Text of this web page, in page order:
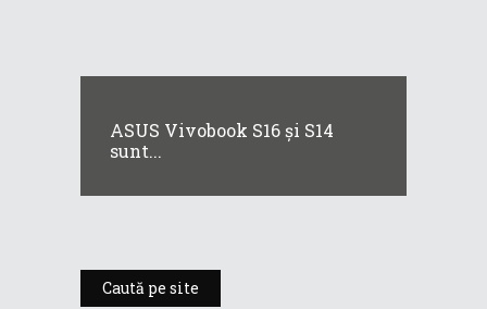
ASUS Vivobook S16 și S14
sunt...
Caută pe site